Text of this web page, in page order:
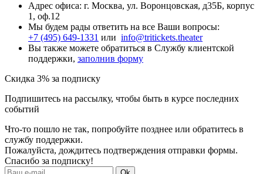
Адрес офиса: г. Москва, ул. Воронцовская, д35Б, корпус
1, оф.12
Мы будем рады ответить на все Ваши вопросы:
+7 (495) 649-1331 или info@tritickets.theater
Вы также можете обратиться в Службу клиентской
поддержки, заполнив форму
Скидка 3% за подписку
Подпишитесь на рассылку, чтобы быть в курсе последних
событий
Что-то пошло не так, попробуйте позднее или обратитесь в
службу поддержки.
Пожалуйста, дождитесь подтверждения отправки формы.
Спасибо за подписку!